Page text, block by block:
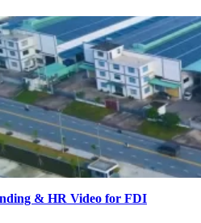
& HR Video for FDI